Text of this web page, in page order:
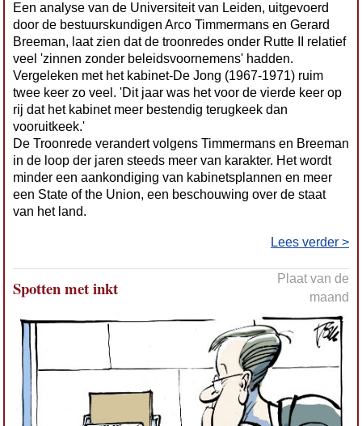
Een analyse van de Universiteit van Leiden, uitgevoerd
door de bestuurskundigen Arco Timmermans en Gerard
Breeman, laat zien dat de troonredes onder Rutte II relatief
veel 'zinnen zonder beleidsvoornemens' hadden.
Vergeleken met het kabinet-De Jong (1967-1971) ruim
twee keer zo veel. 'Dit jaar was het voor de vierde keer op
rij dat het kabinet meer bestendig terugkeek dan
vooruitkeek.'
De Troonrede verandert volgens Timmermans en Breeman
in de loop der jaren steeds meer van karakter. Het wordt
minder een aankondiging van kabinetsplannen en meer
een State of the Union, een beschouwing over de staat
van het land.
Lees verder >
Spotten met inkt
Plaat van de
maand